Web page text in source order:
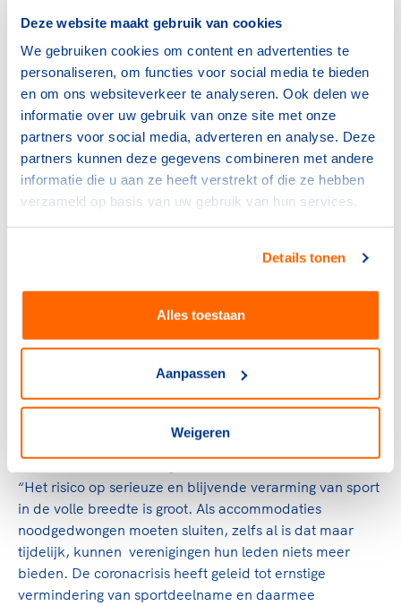
Deze website maakt gebruik van cookies
We gebruiken cookies om content en advertenties te
personaliseren, om functies voor social media te bieden
en om ons websiteverkeer te analyseren. Ook delen we
informatie over uw gebruik van onze site met onze
partners voor social media, adverteren en analyse. Deze
partners kunnen deze gegevens combineren met andere
informatie die u aan ze heeft verstrekt of die ze hebben
verzameld op basis van uw gebruik van hun services.
Details tonen
Alles toestaan
Aanpassen
Weigeren
uitgetrokken voor de verduurzaming van
maatschappelijk vastgoed.
voorzitter VKN (Vereniging Kunstijsbanen Nederland):
“Door de extreme prijzen voor gas en elektriciteit zijn de
investeringen in verduurzaming binnen één tot vijf jaar
terug te verdienen. Maar dan moet er wel voorzien
worden in de overbrugging om accommodaties
gedurende die tijd in de lucht te houden.”
Verarming sport in de volle breedte
voortbestaan van zwembaden en ijsbanen, maar
(Platform Ondernemende Sportaanbieders): “Miljoenen
Nederlanders sporten bij fitness-scholen en andere
sportaanbieders; daar is het probleem natuurlijk
minstens zo acuut. Deze ondernemers hebben vaak hun
privévermogen al aan moeten spreken en zij kunnen in
principe nog niet rekenen op steun vanuit de overheid. “
“Het risico op serieuze en blijvende verarming van sport
in de volle breedte is groot. Als accommodaties
noodgedwongen moeten sluiten, zelfs al is dat maar
tijdelijk, kunnen verenigingen hun leden niets meer
bieden. De coronacrisis heeft geleid tot ernstige
vermindering van sportdeelname en daarmee